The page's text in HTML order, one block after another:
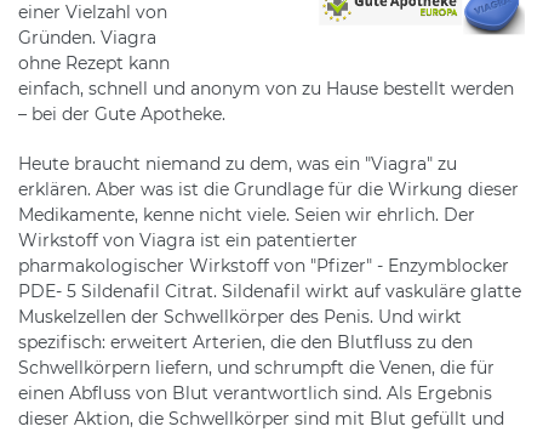
einer Vielzahl von
Gründen. Viagra
ohne Rezept kann
einfach, schnell und anonym von zu Hause bestellt werden
– bei der Gute Apotheke.
Heute braucht niemand zu dem, was ein "Viagra" zu
erklären. Aber was ist die Grundlage für die Wirkung dieser
Medikamente, kenne nicht viele. Seien wir ehrlich. Der
Wirkstoff von Viagra ist ein patentierter
pharmakologischer Wirkstoff von "Pfizer" - Enzymblocker
PDE- 5 Sildenafil Citrat. Sildenafil wirkt auf vaskuläre glatte
Muskelzellen der Schwellkörper des Penis. Und wirkt
spezifisch: erweitert Arterien, die den Blutfluss zu den
Schwellkörpern liefern, und schrumpft die Venen, die für
einen Abfluss von Blut verantwortlich sind. Als Ergebnis
dieser Aktion, die Schwellkörper sind mit Blut gefüllt und